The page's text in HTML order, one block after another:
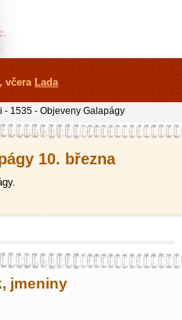
10. března
jmeniny
, včera Lada
1535 - Objeveny Galapágy